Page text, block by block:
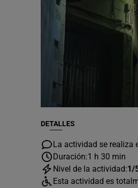
DETALLES
La actividad se realiza
Duración:1 h 30 min
Nivel de la actividad:1/
Esta actividad es